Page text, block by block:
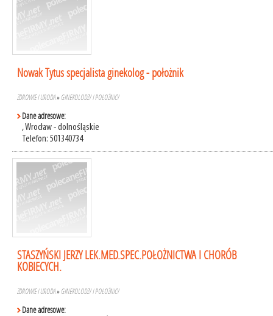
Nowak Tytus specjalista ginekolog - położnik
ZDROWIE I URODA» GINEKOLODZY I POŁOŻNICY
Dane adresowe:
, Wrocław - dolnośląskie
Telefon: 501340734
STASZYŃSKI JERZY LEK.MED.SPEC.POŁOŻNICTWA I CHORÓB
KOBIECYCH.
ZDROWIE I URODA» GINEKOLODZY I POŁOŻNICY
Dane adresowe: